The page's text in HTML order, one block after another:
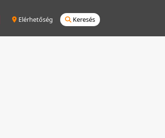
Elérhetőség Keresés